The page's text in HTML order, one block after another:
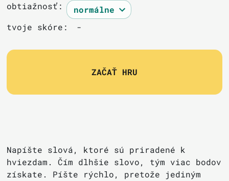
obtiažnosť:
tvoje skóre:
-
ZAČAŤ HRU
Napíšte slová, ktoré sú priradené k
hviezdam. Čím dlhšie slovo, tým viac bodov
získate. Píšte rýchlo, pretože jediným